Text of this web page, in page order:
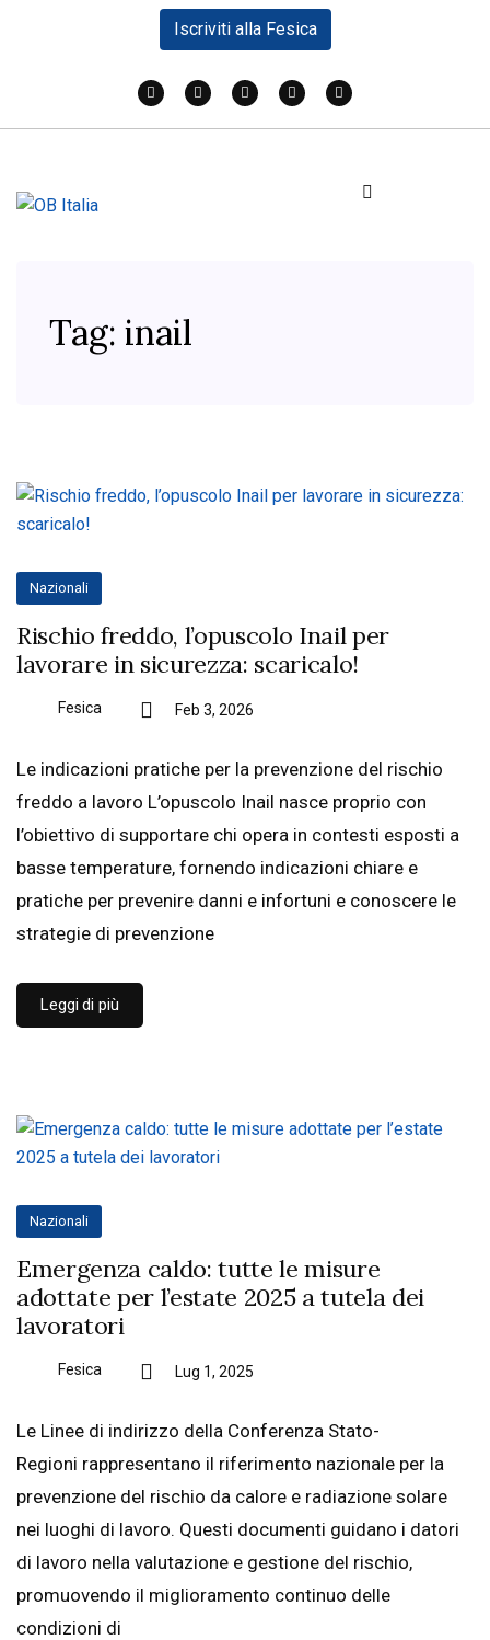
Iscriviti alla Fesica
Tag: inail
Nazionali
Rischio freddo, l’opuscolo Inail per
lavorare in sicurezza: scaricalo!
Fesica Feb 3, 2026
Le indicazioni pratiche per la prevenzione del rischio
freddo a lavoro L’opuscolo Inail nasce proprio con
l’obiettivo di supportare chi opera in contesti esposti a
basse temperature, fornendo indicazioni chiare e
pratiche per prevenire danni e infortuni e conoscere le
strategie di prevenzione
Leggi di più
Nazionali
Emergenza caldo: tutte le misure
adottate per l’estate 2025 a tutela dei
lavoratori
Fesica Lug 1, 2025
Le Linee di indirizzo della Conferenza Stato-
Regioni rappresentano il riferimento nazionale per la
prevenzione del rischio da calore e radiazione solare
nei luoghi di lavoro. Questi documenti guidano i datori
di lavoro nella valutazione e gestione del rischio,
promuovendo il miglioramento continuo delle
condizioni di